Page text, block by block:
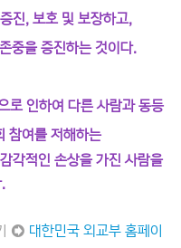
진, 보호 및 보장하고,
중을 증진하는 것이다.
로 인하여 다른 사람과 동등
참여를 저해하는
각적인 손상을 가진 사람을
➲ 대한민국 외교부 홈페이